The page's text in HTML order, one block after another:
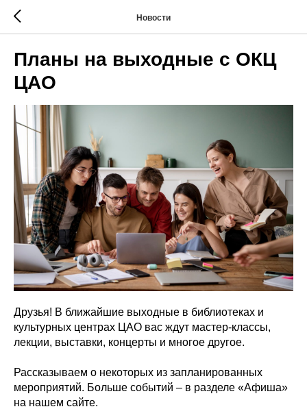
Новости
Планы на выходные с ОКЦ
ЦАО
Друзья! В ближайшие выходные в библиотеках и
культурных центрах ЦАО вас ждут мастер-классы,
лекции, выставки, концерты и многое другое.
Рассказываем о некоторых из запланированных
мероприятий. Больше событий – в разделе «Афиша»
на нашем сайте.